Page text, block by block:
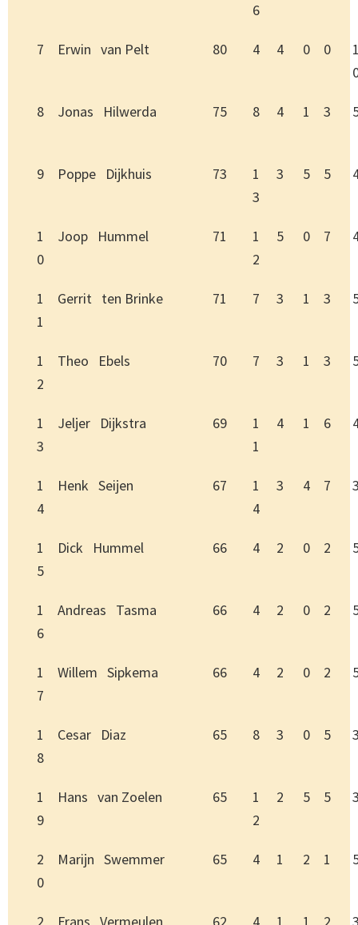
6
7 Erwin van Pelt 80 4 4 0 0
8 Jonas Hilwerda 75 8 4 1 3
9 Poppe Dijkhuis 73
1
3
3 5 5
1
0
Joop Hummel 71
1
2
5 0 7
1
1
Gerrit ten Brinke 71 7 3 1 3
1
2
Theo Ebels 70 7 3 1 3
1
3
Jeljer Dijkstra 69
1
1
4 1 6
1
4
Henk Seijen 67
1
4
3 4 7
1
5
Dick Hummel 66 4 2 0 2
1
6
Andreas Tasma 66 4 2 0 2
1
7
Willem Sipkema 66 4 2 0 2
1
8
Cesar Diaz 65 8 3 0 5
1
9
Hans van Zoelen 65
1
2
2 5 5
2
0
Marijn Swemmer 65 4 1 2 1